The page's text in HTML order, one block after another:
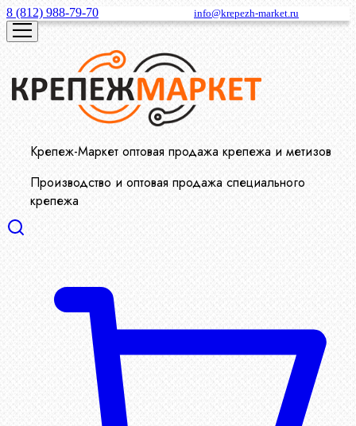
8 (812) 988-79-70 info@krepezh-market.ru
Крепеж-Маркет оптовая продажа крепежа и метизов
Производство и оптовая продажа специального
крепежа